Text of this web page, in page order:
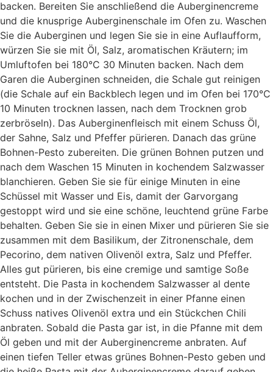
backen. Bereiten Sie anschließend die Auberginencreme
und die knusprige Auberginenschale im Ofen zu. Waschen
Sie die Auberginen und legen Sie sie in eine Auflaufform,
würzen Sie sie mit Öl, Salz, aromatischen Kräutern; im
Umluftofen bei 180°C 30 Minuten backen. Nach dem
Garen die Auberginen schneiden, die Schale gut reinigen
(die Schale auf ein Backblech legen und im Ofen bei 170°C
10 Minuten trocknen lassen, nach dem Trocknen grob
zerbröseln). Das Auberginenfleisch mit einem Schuss Öl,
der Sahne, Salz und Pfeffer pürieren. Danach das grüne
Bohnen-Pesto zubereiten. Die grünen Bohnen putzen und
nach dem Waschen 15 Minuten in kochendem Salzwasser
blanchieren. Geben Sie sie für einige Minuten in eine
Schüssel mit Wasser und Eis, damit der Garvorgang
gestoppt wird und sie eine schöne, leuchtend grüne Farbe
behalten. Geben Sie sie in einen Mixer und pürieren Sie sie
zusammen mit dem Basilikum, der Zitronenschale, dem
Pecorino, dem nativen Olivenöl extra, Salz und Pfeffer.
Alles gut pürieren, bis eine cremige und samtige Soße
entsteht. Die Pasta in kochendem Salzwasser al dente
kochen und in der Zwischenzeit in einer Pfanne einen
Schuss natives Olivenöl extra und ein Stückchen Chili
anbraten. Sobald die Pasta gar ist, in die Pfanne mit dem
Öl geben und mit der Auberginencreme anbraten. Auf
einen tiefen Teller etwas grünes Bohnen-Pesto geben und